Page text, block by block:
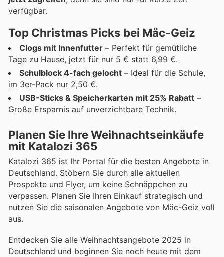
verfügbar.
Top Christmas Picks bei Mäc-Geiz
Clogs mit Innenfutter – Perfekt für gemütliche
Tage zu Hause, jetzt für nur 5 € statt 6,99 €.
Schulblock 4-fach gelocht – Ideal für die Schule,
im 3er-Pack nur 2,50 €.
USB-Sticks & Speicherkarten mit 25% Rabatt –
Große Ersparnis auf unverzichtbare Technik.
Planen Sie Ihre Weihnachtseinkäufe
mit Katalozi 365
Katalozi 365 ist Ihr Portal für die besten Angebote in
Deutschland. Stöbern Sie durch alle aktuellen
Prospekte und Flyer, um keine Schnäppchen zu
verpassen. Planen Sie Ihren Einkauf strategisch und
nutzen Sie die saisonalen Angebote von Mäc-Geiz voll
aus.
Entdecken Sie alle Weihnachtsangebote 2025 in
Deutschland und beginnen Sie noch heute mit dem